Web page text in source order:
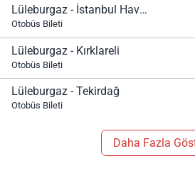
Lüleburgaz - İstanbul Havalimanı
Otobüs Bileti
Lüleburgaz - Kırklareli
Otobüs Bileti
Lüleburgaz - Tekirdağ
Otobüs Bileti
Daha Fazla